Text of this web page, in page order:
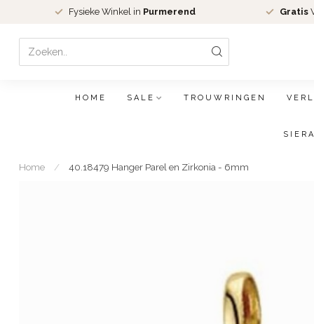
Fysieke Winkel in Purmerend Gratis
HOME SALE TROUWRINGEN
Home / 40.18479 Hanger Parel en Zirkonia - 6mm